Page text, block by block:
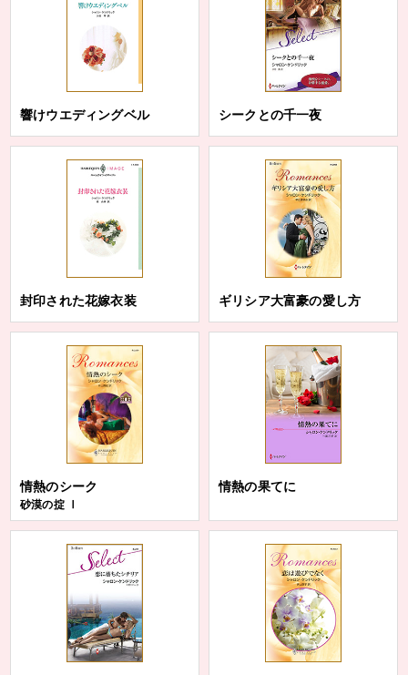
響けウエディングベル シークとの千一夜
封印された花嫁衣装 ギリシア大富豪の愛し方
情熱のシーク
砂漠の掟 Ⅰ
情熱の果てに